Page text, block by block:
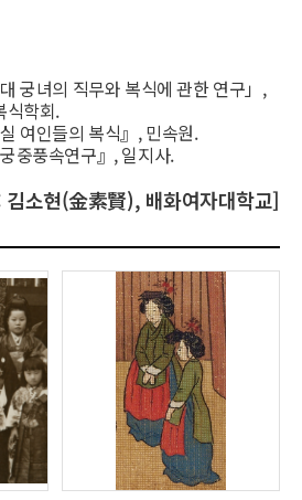
궁녀의 직무와 복식에 관한 연구」,
식학회.
여인들의 복식』, 민속원.
중풍속연구』, 일지사.
소현(金素賢), 배화여자대학교]